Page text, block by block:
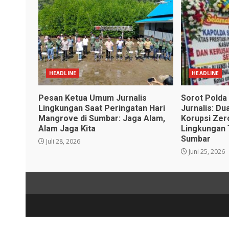
HEADLINE
Pesan Ketua Umum Jurnalis
Lingkungan Saat Peringatan Hari
Mangrove di Sumbar: Jaga Alam,
Alam Jaga Kita
Juli 28, 2026
HEADLINE
Sorot Polda
Jurnalis:
Korupsi
Lingkungan
Sumbar
Juni 25, 2026